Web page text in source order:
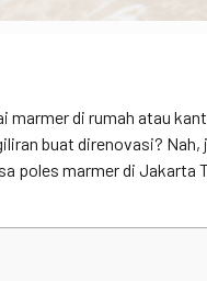
marmer di rumah atau
buat direnovasi?
poles marmer di Jakarta